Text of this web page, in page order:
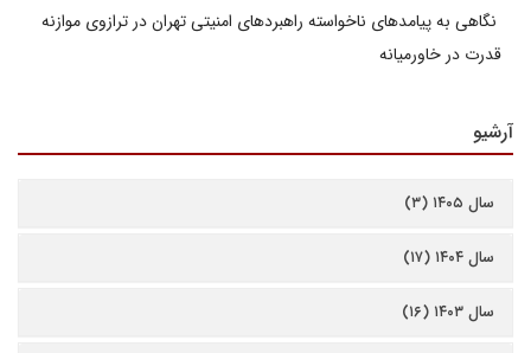
نگاهی به پیامدهای ناخواسته راهبردهای امنیتی تهران در ترازوی موازنه
قدرت در خاورمیانه
آرشیو
سال ۱۴۰۵ (۳)
سال ۱۴۰۴ (۱۷)
سال ۱۴۰۳ (۱۶)